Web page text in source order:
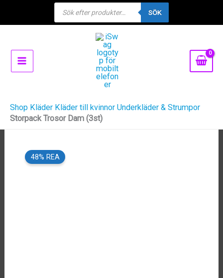
Products
search
SÖK
Shop Kläder Kläder till kvinnor Underkläder & Strumpor
Storpack Trosor Dam (3st)
48% REA